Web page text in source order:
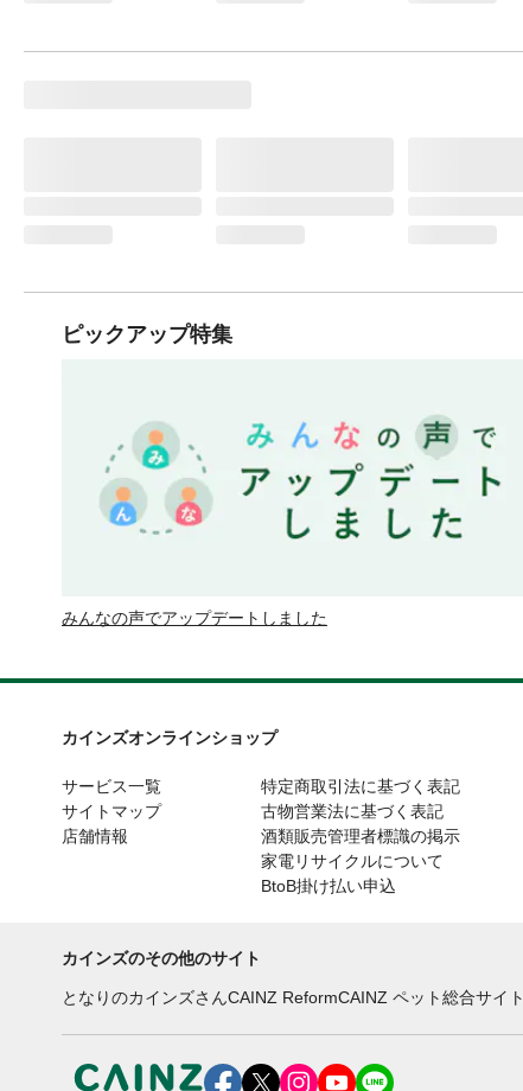
ピックアップ特集
みんなの声でアップデートしました
カインズオンラインショップ
サービス一覧
サイトマップ
店舗情報
特定商取引法に基づく表記
古物営業法に基づく表記
酒類販売管理者標識の掲示
家電リサイクルについて
BtoB掛け払い申込
カインズのその他のサイト
となりのカインズさんCAINZ ReformCAINZ ペット総合サイト